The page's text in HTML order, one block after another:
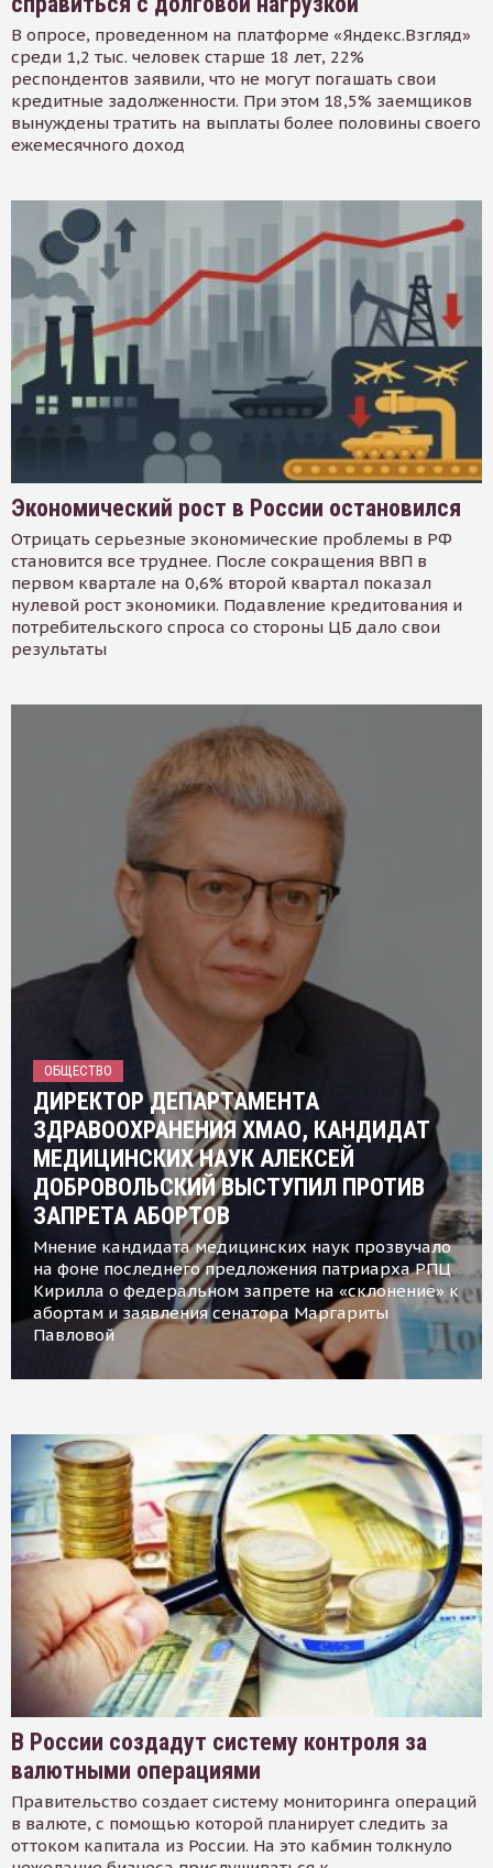
В опросе, проведенном на платформе «Яндекс.Взгляд»
среди 1,2 тыс. человек старше 18 лет, 22%
респондентов заявили, что не могут погашать свои
кредитные задолженности. При этом 18,5% заемщиков
вынуждены тратить на выплаты более половины своего
ежемесячного доход
Экономический рост в России остановился
Отрицать серьезные экономические проблемы в РФ
становится все труднее. После сокращения ВВП в
первом квартале на 0,6% второй квартал показал
нулевой рост экономики. Подавление кредитования и
потребительского спроса со стороны ЦБ дало свои
результаты
ОБЩЕСТВО
ДИРЕКТОР ДЕПАРТАМЕНТА
ЗДРАВООХРАНЕНИЯ ХМАО, КАНДИДАТ
МЕДИЦИНСКИХ НАУК АЛЕКСЕЙ
ДОБРОВОЛЬСКИЙ ВЫСТУПИЛ ПРОТИВ
ЗАПРЕТА АБОРТОВ
Мнение кандидата медицинских наук прозвучало
на фоне последнего предложения патриарха РПЦ
Кирилла о федеральном запрете на «склонение» к
абортам и заявления сенатора Маргариты
Павловой
В России создадут систему контроля за
валютными операциями
Правительство создает систему мониторинга операций
в валюте, с помощью которой планирует следить за
оттоком капитала из России. На это кабмин толкнуло